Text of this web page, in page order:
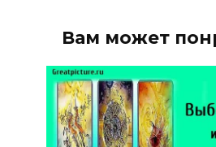
Вам может